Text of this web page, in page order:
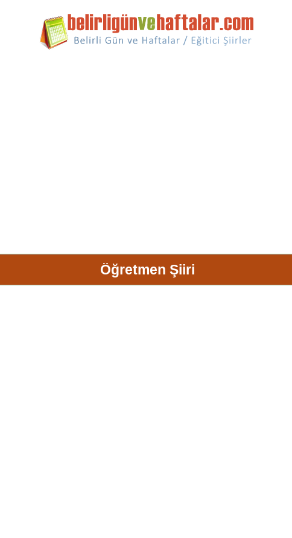
Öğretmen Şiiri